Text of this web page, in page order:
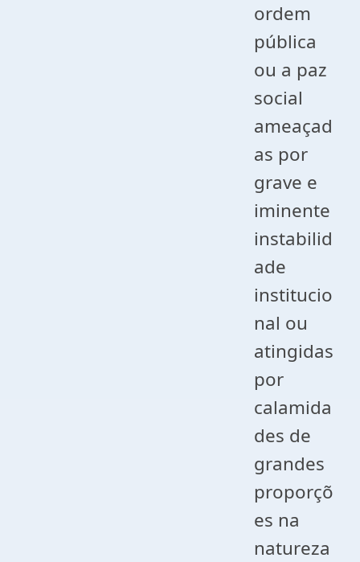
ordem
pública
ou a paz
social
ameaçad
as por
grave e
iminente
instabilid
ade
institucio
nal ou
atingidas
por
calamida
des de
grandes
proporçõ
es na
natureza